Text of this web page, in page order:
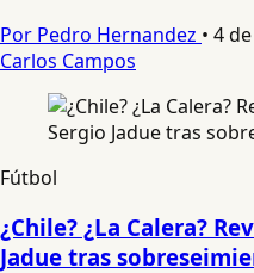
Por Pedro Hernandez • 4
Carlos Campos
Fútbol
¿Chile? ¿La Calera?
Jadue tras